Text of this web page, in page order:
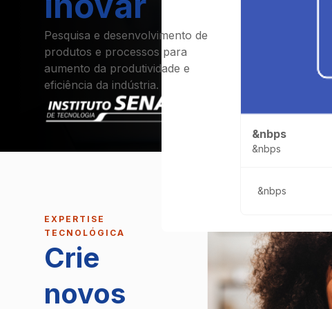
&nbps
&nbps
&nbps
Pesquisa e desenvolvimento de
produtos e processos para
aumento da produtividade e
eficiência da indústria.
EXPERTISE
TECNOLÓGICA
Crie
novos